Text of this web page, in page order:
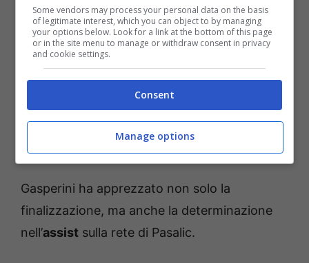
fare un altro tipo di partita,
sicuramente l’aver
sbloccato la partita è stato
un segnale forte
L’analisi su Retegui
Gasperini ha apprezzato non solo la
finalizzazione, ma anche la determinazione
nell’assist sulla rete di Pasalic.
Some vendors may process your personal data on the basis
of legitimate interest, which you can object to by managing
your options below. Look for a link at the bottom of this page
or in the site menu to manage or withdraw consent in privacy
and cookie settings.
Consent
Manage options